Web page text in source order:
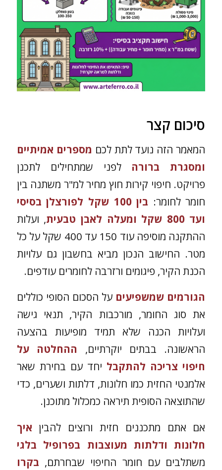
סיכום קצר
המאמר הזה נועד לתת לכם מספרים אמיתיים
ומסגרת ברורה לפני שמתחילים לתכנן
פרויקט. חיפוי קירות חוץ מחיר למ"ר משתנה בין
חומר לחומר:
בין 100 שקל לפורצלן בסיסי
ועד 800 שקל ומעלה לאבן טבעית
, ועלות
ההתקנה מוסיפה עוד 150 עד 400 שקל על כל
מטר. החישוב הנכון מביא בחשבון גם עלויות
הכנת הקיר, פיגומים ורזרבה לחומרים עודפים.
הגורמים שמשפיעים על הסכום הסופי כוללים
את סוג החומר, מורכבות הקיר, תנאי גישה
ועלויות הכנה שלא תמיד מופיעות בהצעה
הראשונה. בבתים יוקרתיים, ההחלטה על
חיפוי צריכה להתקבל יחד עם בחירת שאר
אלמנטי החזית כמו חלונות, דלתות ושערים, כדי
שהתוצאה הסופית תיראה כמכלול מתוכנן.
אם אתם מתכננים חזית ורוצים להביןאיך
חלונות ודלתות מעוצבות בפרופיל בלגי
משתלבים עם חומר החיפוי שבחרתם, בקרו